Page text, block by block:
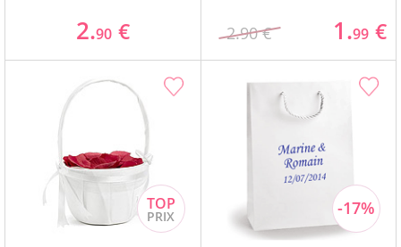
2.90 € 2.90 € 1.99 €